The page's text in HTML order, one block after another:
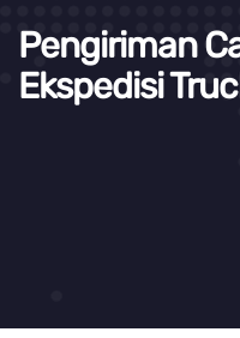
Pengiriman
Ekspedisi